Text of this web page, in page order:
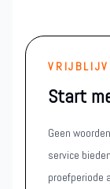
Start
Geen
service
proefperiode